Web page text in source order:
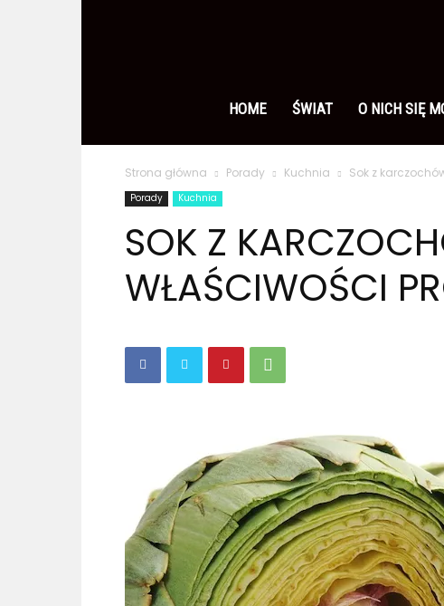
polsku
HOME ŚWIAT O NICH SIĘ
Strona główna Porady Kuchnia Sok z
Porady Kuchnia
SOK Z
WŁAŚCIWOŚCI